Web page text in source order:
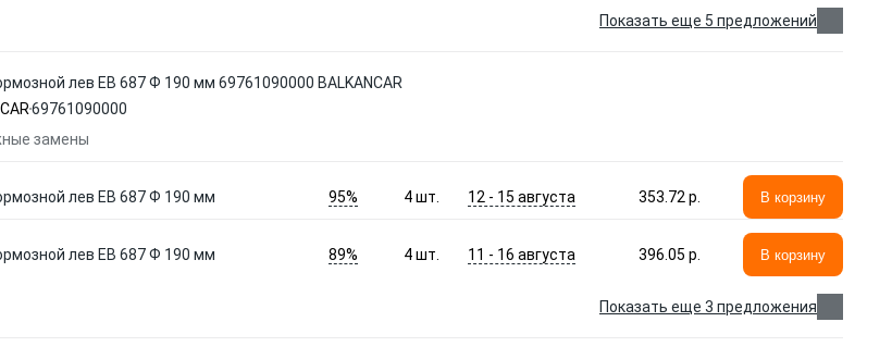
Показать еще 5 предложений
лев ЕВ 687 Ф 190 мм 69761090000 BALKANCAR
69761090000
замены
лев ЕВ 687 Ф 190 мм 95% 4шт. 12 - 15 августа 353.72 p. В корзину
лев ЕВ 687 Ф 190 мм 89% 4шт. 11 - 16 августа 396.05 p. В корзину
Показать еще 3 предложения